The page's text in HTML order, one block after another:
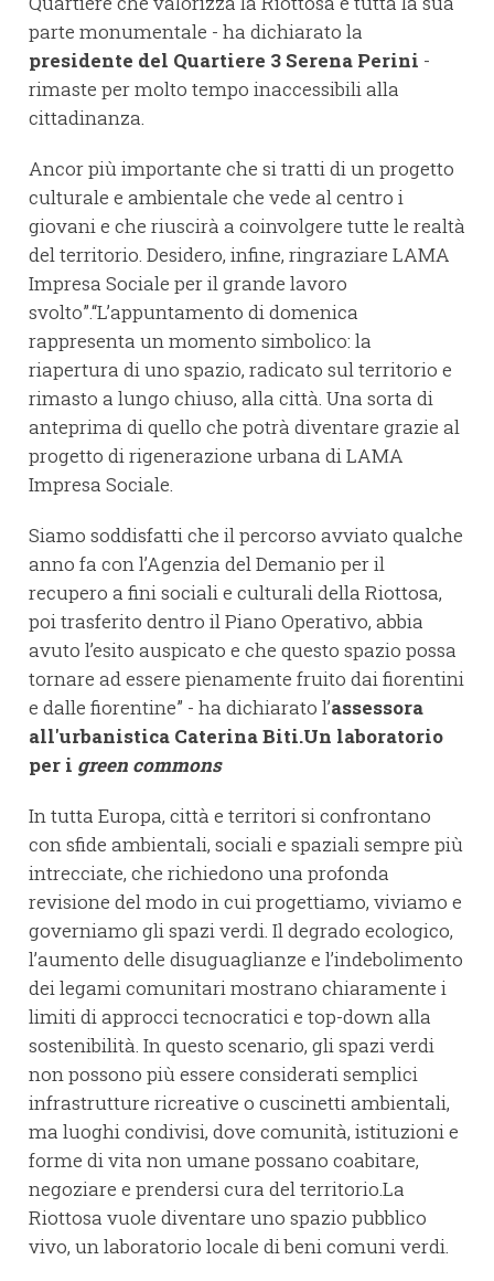
parte monumentale - ha dichiarato la
presidente del Quartiere 3 Serena Perini -
rimaste per molto tempo inaccessibili alla
cittadinanza.
Ancor più importante che si tratti di un progetto
culturale e ambientale che vede al centro i
giovani e che riuscirà a coinvolgere tutte le realtà
del territorio. Desidero, infine, ringraziare LAMA
Impresa Sociale per il grande lavoro
svolto”.“L’appuntamento di domenica
rappresenta un momento simbolico: la
riapertura di uno spazio, radicato sul territorio e
rimasto a lungo chiuso, alla città. Una sorta di
anteprima di quello che potrà diventare grazie al
progetto di rigenerazione urbana di LAMA
Impresa Sociale.
Siamo soddisfatti che il percorso avviato qualche
anno fa con l’Agenzia del Demanio per il
recupero a fini sociali e culturali della Riottosa,
poi trasferito dentro il Piano Operativo, abbia
avuto l’esito auspicato e che questo spazio possa
tornare ad essere pienamente fruito dai fiorentini
e dalle fiorentine” - ha dichiarato l’assessora
all'urbanistica Caterina Biti.Un laboratorio
per i green commons
In tutta Europa, città e territori si confrontano
con sfide ambientali, sociali e spaziali sempre più
intrecciate, che richiedono una profonda
revisione del modo in cui progettiamo, viviamo e
governiamo gli spazi verdi. Il degrado ecologico,
l’aumento delle disuguaglianze e l’indebolimento
dei legami comunitari mostrano chiaramente i
limiti di approcci tecnocratici e top-down alla
sostenibilità. In questo scenario, gli spazi verdi
non possono più essere considerati semplici
infrastrutture ricreative o cuscinetti ambientali,
ma luoghi condivisi, dove comunità, istituzioni e
forme di vita non umane possano coabitare,
negoziare e prendersi cura del territorio.La
Riottosa vuole diventare uno spazio pubblico
vivo, un laboratorio locale di beni comuni verdi.